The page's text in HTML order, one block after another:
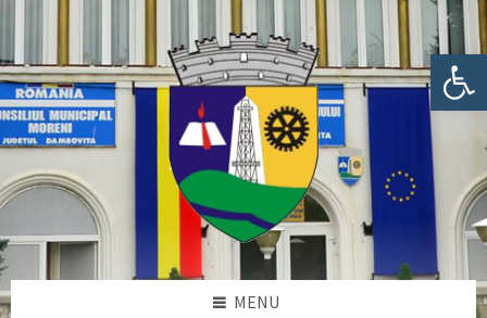
Deschide bara de unelte
sidebar
sidebar
MENU